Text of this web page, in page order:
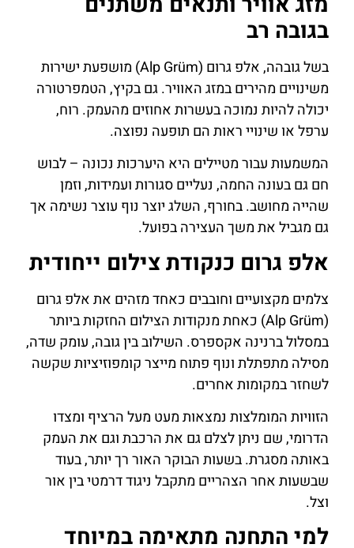
בגובה רב
בשל גובהה, אלפ גרום (Alp Grüm) מושפעת ישירות
משינויים מהירים במזג האוויר. גם בקיץ, הטמפרטורה
יכולה להיות נמוכה בעשרות אחוזים מהעמק. רוח,
ערפל או שינויי ראות הם תופעה נפוצה.
המשמעות עבור מטיילים היא היערכות נכונה – לבוש
חם גם בעונה החמה, נעליים סגורות ועמידות, וזמן
שהייה מחושב. בחורף, השלג יוצר נוף עוצר נשימה אך
גם מגביל את משך העצירה בפועל.
אלפ גרום כנקודת צילום ייחודית
צלמים מקצועיים וחובבים כאחד מזהים את אלפ גרום
(Alp Grüm) כאחת מנקודות הצילום החזקות ביותר
במסלול ברנינה אקספרס. השילוב בין גובה, עומק שדה,
מסילה מתפתלת ונוף פתוח מייצר קומפוזיציות שקשה
לשחזר במקומות אחרים.
הזוויות המומלצות נמצאות מעט מעל הרציף ומצדו
הדרומי, שם ניתן לצלם גם את הרכבת וגם את העמק
באותה מסגרת. בשעות הבוקר האור רך יותר, בעוד
שבשעות אחר הצהריים מתקבל ניגוד דרמטי בין אור
וצל.
למי התחנה מתאימה במיוחד